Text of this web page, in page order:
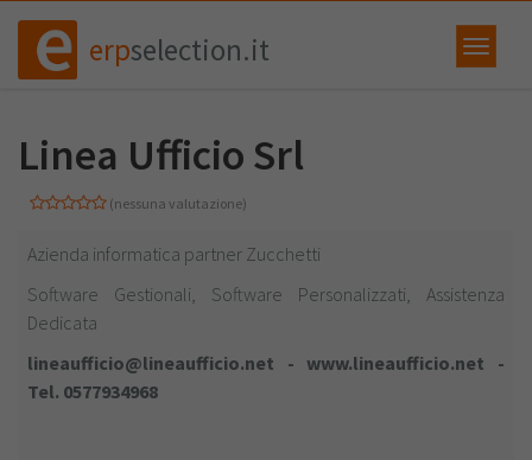
erpselection.it
Linea Ufficio Srl
(nessuna valutazione)
Azienda informatica partner Zucchetti
Software Gestionali, Software Personalizzati, Assistenza
Dedicata
lineaufficio@lineaufficio.net -www.lineaufficio.net -
Tel. 0577934968